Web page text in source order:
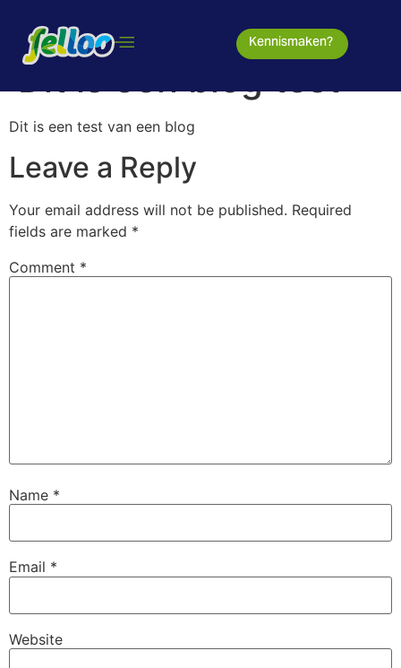
Kennismaken?
Dit is een blog test
Dit is een test van een blog
Leave a Reply
Your email address will not be published. Required
fields are marked *
Comment *
Name *
Email *
Website